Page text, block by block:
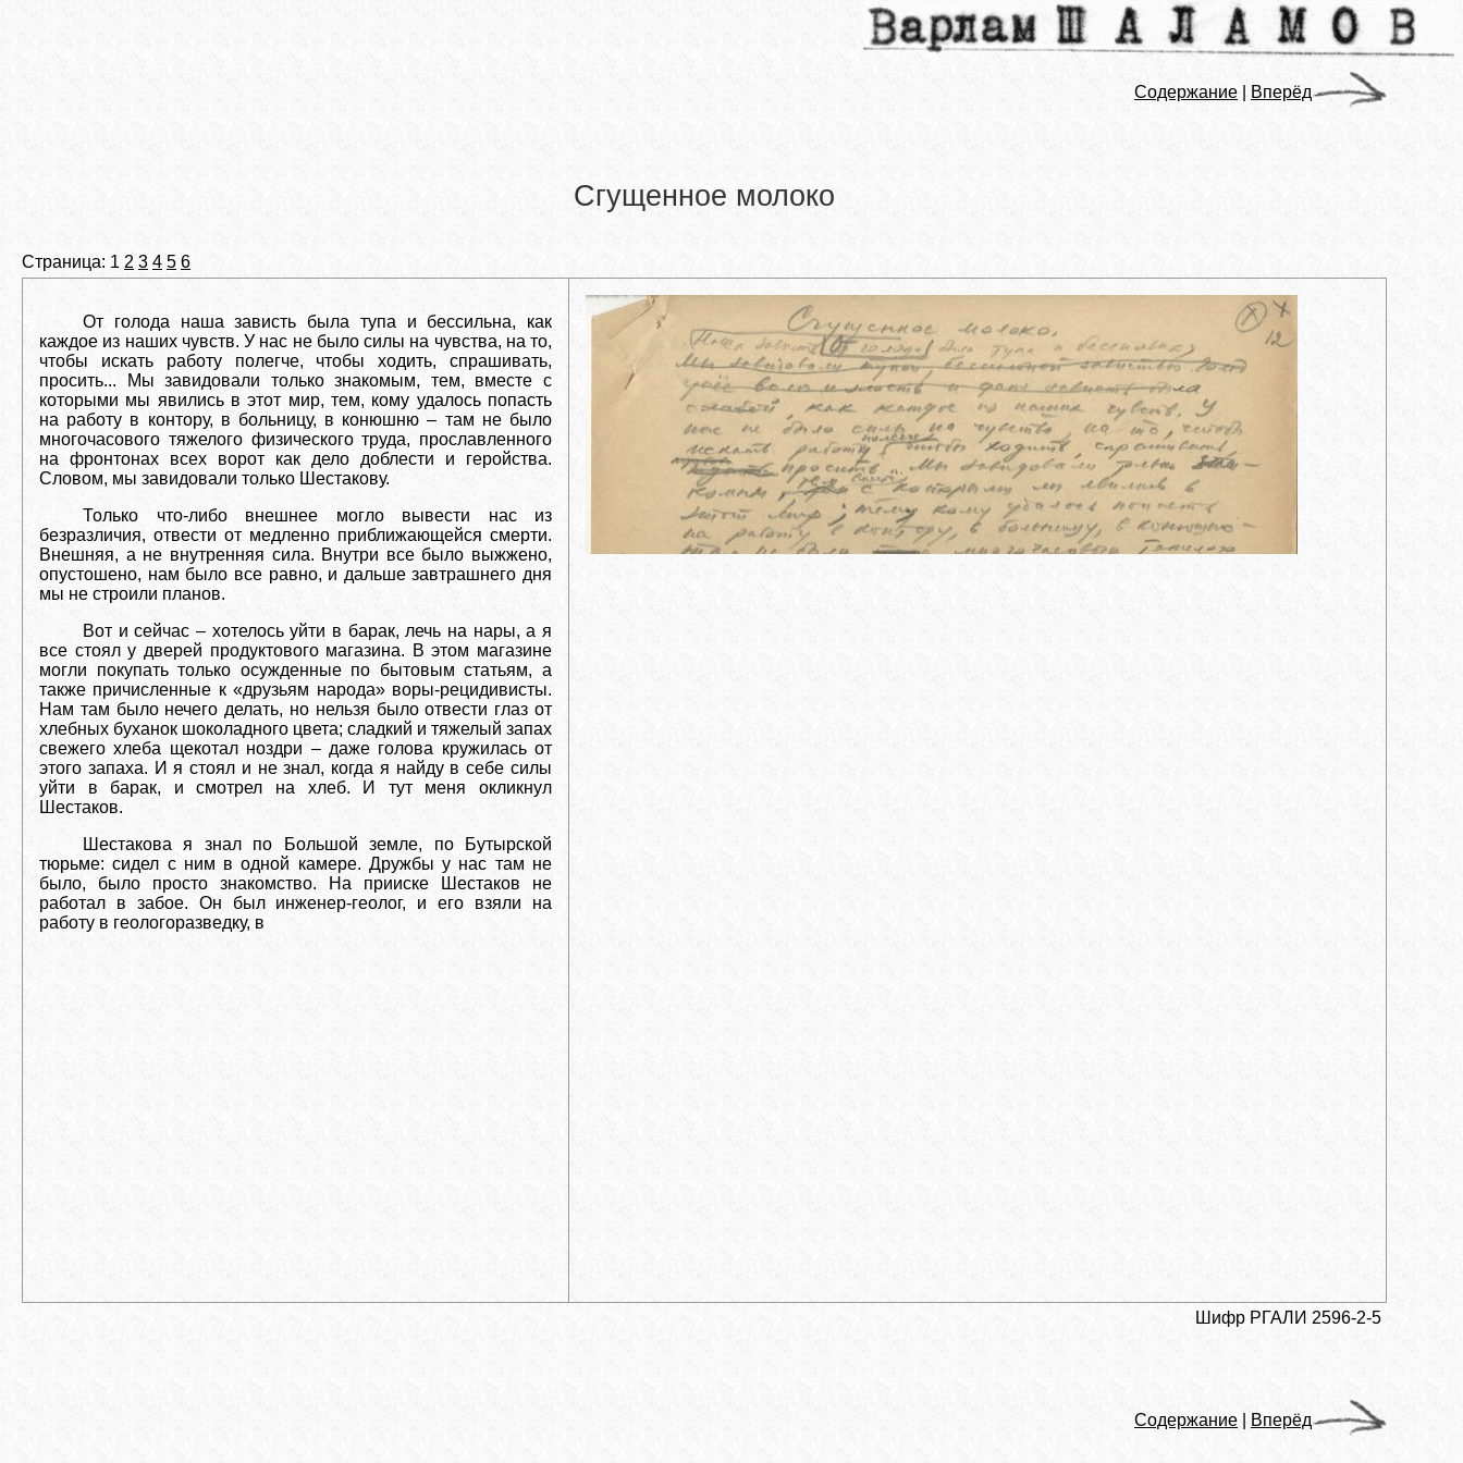
Содержание Вперёд
Сгущенное молоко
Страница: 1 2 3 4 5 6
От голода наша зависть была тупа и бессильна, как
каждое из наших чувств. У нас не было силы на чувства, на то,
чтобы искать работу полегче, чтобы ходить, спрашивать,
просить... Мы завидовали только знакомым, тем, вместе с
которыми мы явились в этот мир, тем, кому удалось попасть
на работу в контору, в больницу, в конюшню – там не было
многочасового тяжелого физического труда, прославленного
на фронтонах всех ворот как дело доблести и геройства.
Словом, мы завидовали только Шестакову.
Только что-либо внешнее могло вывести нас из
безразличия, отвести от медленно приближающейся смерти.
Внешняя, а не внутренняя сила. Внутри все было выжжено,
опустошено, нам было все равно, и дальше завтрашнего дня
мы не строили планов.
Вот и сейчас – хотелось уйти в барак, лечь на нары, а я
все стоял у дверей продуктового магазина. В этом магазине
могли покупать только осужденные по бытовым статьям, а
также причисленные к «друзьям народа» воры-рецидивисты.
Нам там было нечего делать, но нельзя было отвести глаз от
хлебных буханок шоколадного цвета; сладкий и тяжелый запах
свежего хлеба щекотал ноздри – даже голова кружилась от
этого запаха. И я стоял и не знал, когда я найду в себе силы
уйти в барак, и смотрел на хлеб. И тут меня окликнул
Шестаков.
Шестакова я знал по Большой земле, по Бутырской
тюрьме: сидел с ним в одной камере. Дружбы у нас там не
было, было просто знакомство. На прииске Шестаков не
работал в забое. Он был инженер-геолог, и его взяли на
работу в геологоразведку, в
Шифр РГАЛИ 2596-2-5
Содержание Вперёд